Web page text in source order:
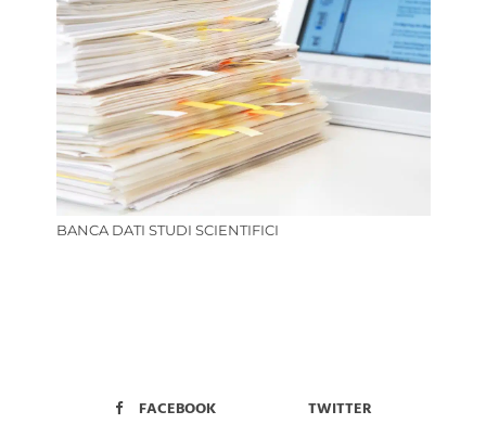
BANCA DATI STUDI SCIENTIFICI
FACEBOOK
TWITTER